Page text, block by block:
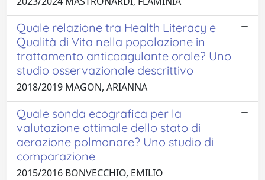
Quale relazione tra Health Literacy e
Qualità di Vita nella popolazione in
trattamento anticoagulante orale? Uno
studio osservazionale descrittivo
2018/2019 MAGON, ARIANNA
Quale sonda ecografica per la
valutazione ottimale dello stato di
aerazione polmonare? Uno studio di
comparazione
2015/2016 BONVECCHIO, EMILIO